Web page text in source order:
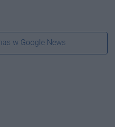
w Google News